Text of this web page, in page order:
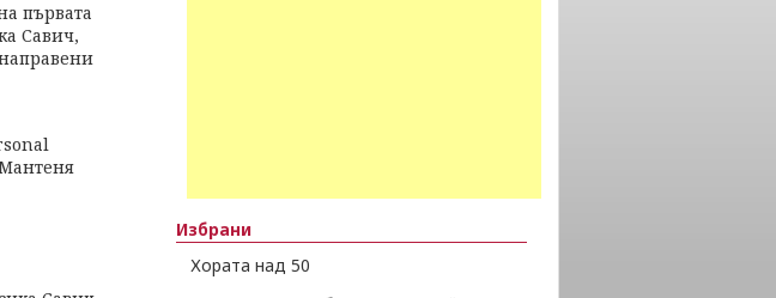
първата
Савич,
Избрани
Хората над 50